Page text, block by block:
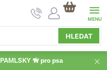
HLEDAT
NÁKUPNÍ
KOŠÍK
🦮 pro psa